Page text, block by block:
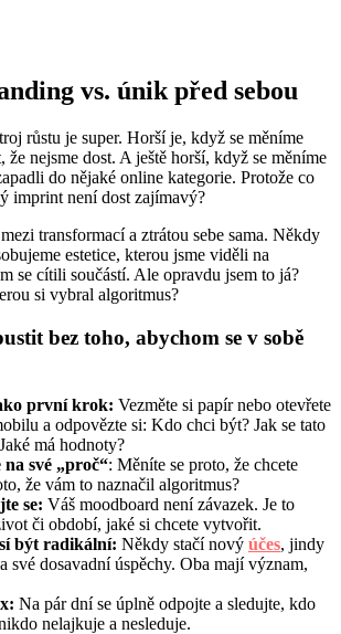
vs. únik před sebou
růstu je super. Horší je, když se měníme
že nejsme dost. A ještě horší, když se měníme
do nějaké online kategorie. Protože co
imprint není dost zajímavý?
transformací a ztrátou sebe sama. Někdy
estetice, kterou jsme viděli na
se cítili součástí. Ale opravdu jsem to já?
si vybral algoritmus?
bez toho, abychom se v sobě
první krok: Vezměte si papír nebo otevřete
a odpovězte si: Kdo chci být? Jak se tato
má hodnoty?
na své „proč“: Měníte se proto, že chcete
že vám to naznačil algoritmus?
se: Váš moodboard není závazek. Je to
či období, jaké si chcete vytvořit.
být radikální: Někdy stačí nový účes, jindy
své dosavadní úspěchy. Oba mají význam,
Na pár dní se úplně odpojte a sledujte, kdo
nelajkuje a nesleduje.